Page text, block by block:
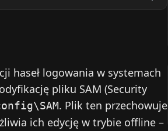
haseł logowania w systemach
pliku SAM (Security
. Plik ten przechowuje
ich edycję w trybie offline –